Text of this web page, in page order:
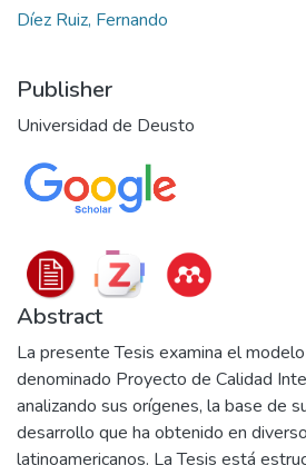
Díez Ruiz, Fernando
Publisher
Universidad de Deusto
Abstract
La presente Tesis examina el
denominado Proyecto de Calidad
analizando sus orígenes, la base de
desarrollo que ha obtenido en
latinoamericanos. La Tesis está